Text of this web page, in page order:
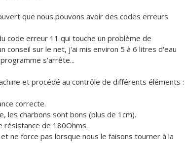
que nous pouvons avoir des codes erreurs.
code erreur 11 qui touche un problème de
conseil sur le net, j'ai mis environ 5 à 6 litres d'eau
s'arrête...
et procédé au contrôle de différents éléments :
correcte.
les charbons sont bons (plus de 1cm).
résistance de 180Ohms.
ne force pas lorsque nous le faisons tourner à la